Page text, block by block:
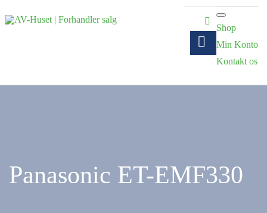
Shop
Min Konto
Kontakt os
Panasonic ET-EMF330